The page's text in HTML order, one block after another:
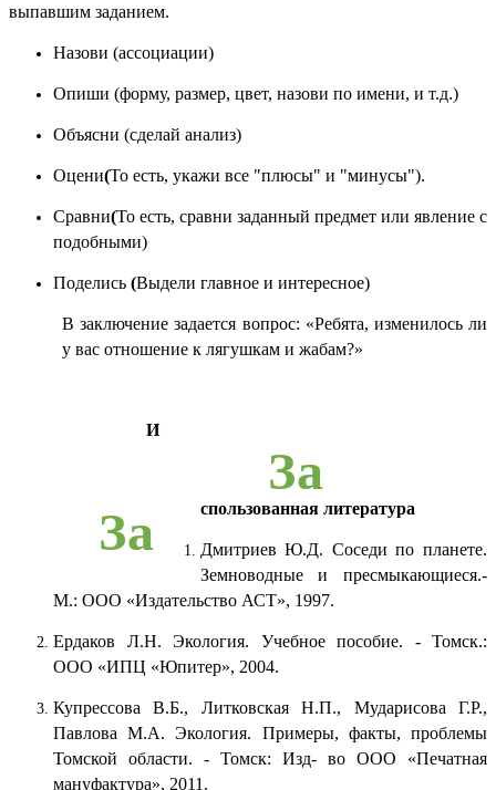
выпавшим заданием.
Назови (ассоциации)
Опиши (форму, размер, цвет, назови по имени, и т.д.)
Объясни (сделай анализ)
Оцени(То есть, укажи все "плюсы" и "минусы").
Сравни(То есть, сравни заданный предмет или явление с
подобными)
Поделись (Выдели главное и интересное)
В заключение задается вопрос: «Ребята, изменилось ли
у вас отношение к лягушкам и жабам?»
И
За
За
спользованная литература
Дмитриев Ю.Д. Соседи по планете.
Земноводные и пресмыкающиеся.-
М.: ООО «Издательство АСТ», 1997.
Ердаков Л.Н. Экология. Учебное пособие. - Томск.:
ООО «ИПЦ «Юпитер», 2004.
Купрессова В.Б., Литковская Н.П., Мударисова Г.Р.,
Павлова М.А. Экология. Примеры, факты, проблемы
Томской области. - Томск: Изд- во ООО «Печатная
мануфактура», 2011.